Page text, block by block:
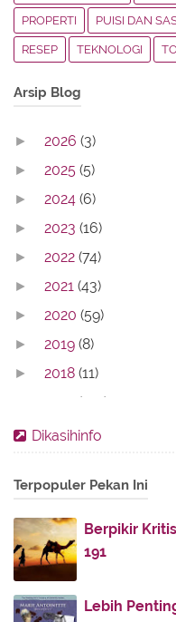
PROPERTI PUISI DAN
RESEP TEKNOLOGI
Arsip Blog
► 2026 (3)
► 2025 (5)
► 2024 (6)
► 2023 (16)
► 2022 (74)
► 2021 (43)
► 2020 (59)
► 2019 (8)
► 2018 (11)
(142)
► 2016(11)
► 2012(86)
▼ 2011
▼ November
Surah Qaf
Kuntum-kuntum
Dikasihinfo
Terpopuler Pekan Ini
Berpikir
191
Lebih